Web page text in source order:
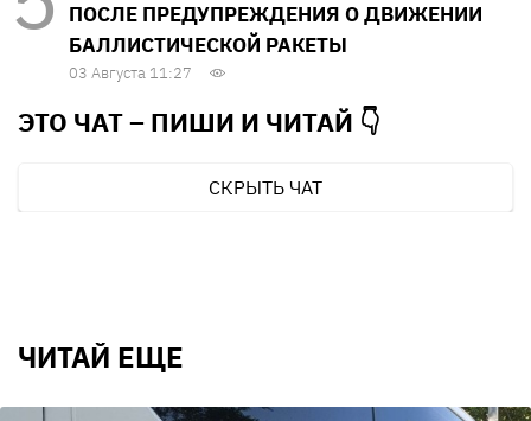
ПОСЛЕ ПРЕДУПРЕЖДЕНИЯ О ДВИЖЕНИИ
БАЛЛИСТИЧЕСКОЙ РАКЕТЫ
03 Августа 11:27
ЭТО ЧАТ – ПИШИ И ЧИТАЙ 👇
СКРЫТЬ ЧАТ
ЧИТАЙ ЕЩЕ